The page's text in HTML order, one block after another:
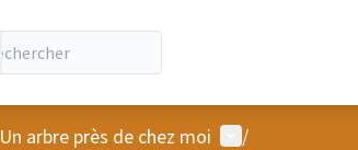
Un arbre près de chez moi Menu utilisateur
/